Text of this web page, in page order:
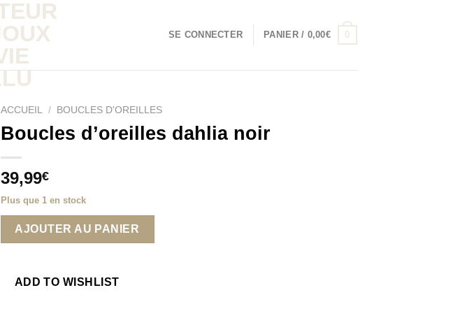
SE CONNECTER PANIER / 0,00€ 0
ACCUEIL / BOUCLES D'OREILLES
Boucles d’oreilles dahlia noir
39,99€
Plus que 1 en stock
AJOUTER AU PANIER
ADD TO WISHLIST